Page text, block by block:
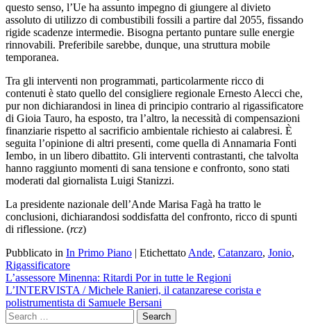
questo senso, l’Ue ha assunto impegno di giungere al divieto
assoluto di utilizzo di combustibili fossili a partire dal 2055, fissando
rigide scadenze intermedie. Bisogna pertanto puntare sulle energie
rinnovabili. Preferibile sarebbe, dunque, una struttura mobile
temporanea.
Tra gli interventi non programmati, particolarmente ricco di
contenuti è stato quello del consigliere regionale Ernesto Alecci che,
pur non dichiarandosi in linea di principio contrario al rigassificatore
di Gioia Tauro, ha esposto, tra l’altro, la necessità di compensazioni
finanziarie rispetto al sacrificio ambientale richiesto ai calabresi. È
seguita l’opinione di altri presenti, come quella di Annamaria Fonti
Iembo, in un libero dibattito. Gli interventi contrastanti, che talvolta
hanno raggiunto momenti di sana tensione e confronto, sono stati
moderati dal giornalista Luigi Stanizzi.
La presidente nazionale dell’Ande Marisa Fagà ha tratto le
conclusioni, dichiarandosi soddisfatta del confronto, ricco di spunti
di riflessione. (rcz)
Pubblicato in In Primo Piano | EtichettatoAnde, Catanzaro, Jonio,
Rigassificatore
Navigazione
articoli
L’assessore Minenna: Ritardi Por in tutte le Regioni
L’INTERVISTA / Michele Ranieri, il catanzarese corista e
polistrumentista di Samuele Bersani